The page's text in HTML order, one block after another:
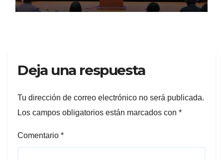
Deja una respuesta
Tu dirección de correo electrónico no será publicada.
Los campos obligatorios están marcados con *
Comentario *